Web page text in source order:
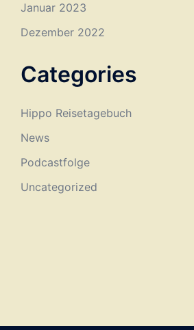
Januar 2023
Dezember 2022
Categories
Hippo Reisetagebuch
News
Podcastfolge
Uncategorized